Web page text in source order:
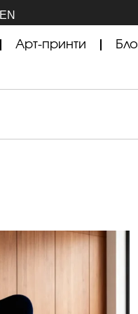
EN
Арт-принти